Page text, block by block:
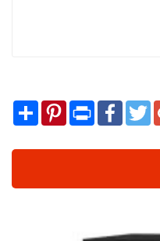
Share PinterestPrint